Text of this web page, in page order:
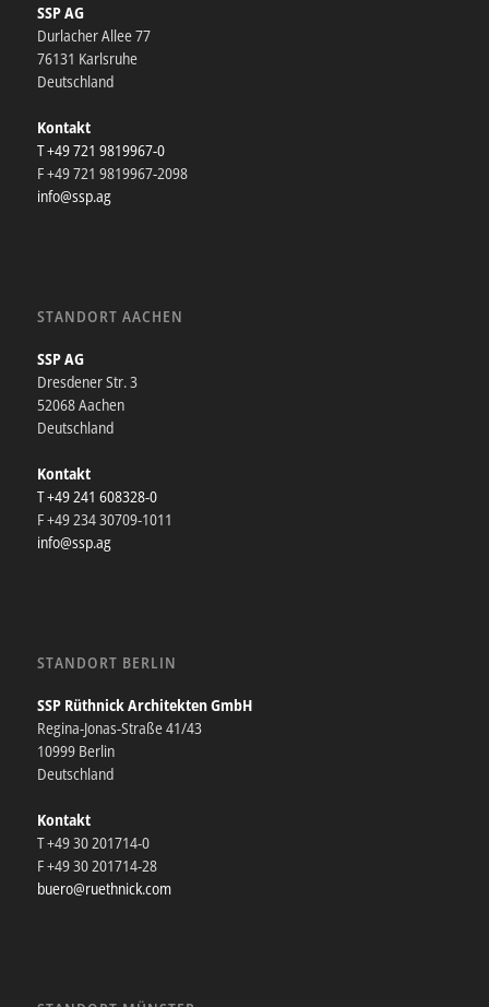
SSP AG
Durlacher Allee 77
76131 Karlsruhe
Deutschland
Kontakt
T +49 721 9819967-0
F +49 721 9819967-2098
info@ssp.ag
STANDORT AACHEN
SSP AG
Dresdener Str. 3
52068 Aachen
Deutschland
Kontakt
T +49 241 608328-0
F +49 234 30709-1011
info@ssp.ag
STANDORT BERLIN
SSP Rüthnick Architekten GmbH
Regina-Jonas-Straße 41/43
10999 Berlin
Deutschland
Kontakt
T +49 30 201714-0
F +49 30 201714-28
buero@ruethnick.com